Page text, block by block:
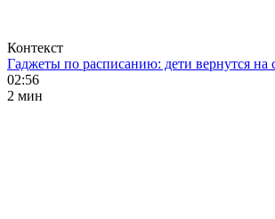
Контекст
Гаджеты по расписанию: дети вернутся на
02:56
2 мин